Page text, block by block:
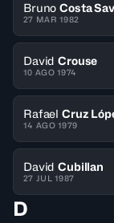
Bruno Costa
27 MAR 1982
David Crouse
10 AGO 1974
Rafael Cruz
14 AGO 1979
David Cubillan
27 JUL 1987
D